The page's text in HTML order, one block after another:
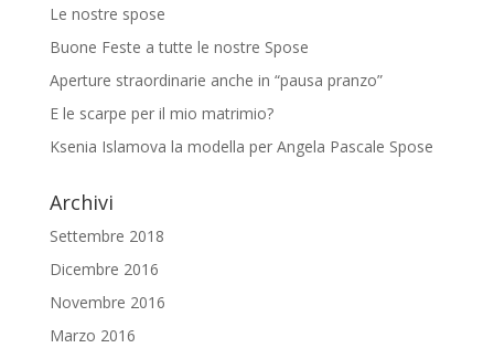
Le nostre spose
Buone Feste a tutte le nostre Spose
Aperture straordinarie anche in “pausa pranzo”
E le scarpe per il mio matrimio?
Ksenia Islamova la modella per Angela Pascale Spose
Archivi
Settembre 2018
Dicembre 2016
Novembre 2016
Marzo 2016